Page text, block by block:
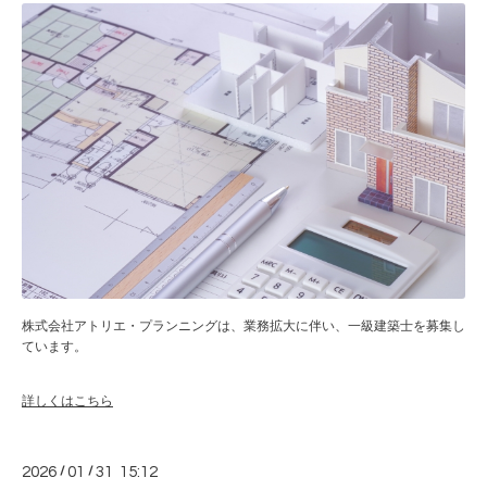
株式会社アトリエ・プランニングは、業務拡大に伴い、一級建築士を募集し
ています。
詳しくはこちら
2026 /01 /31 15:12